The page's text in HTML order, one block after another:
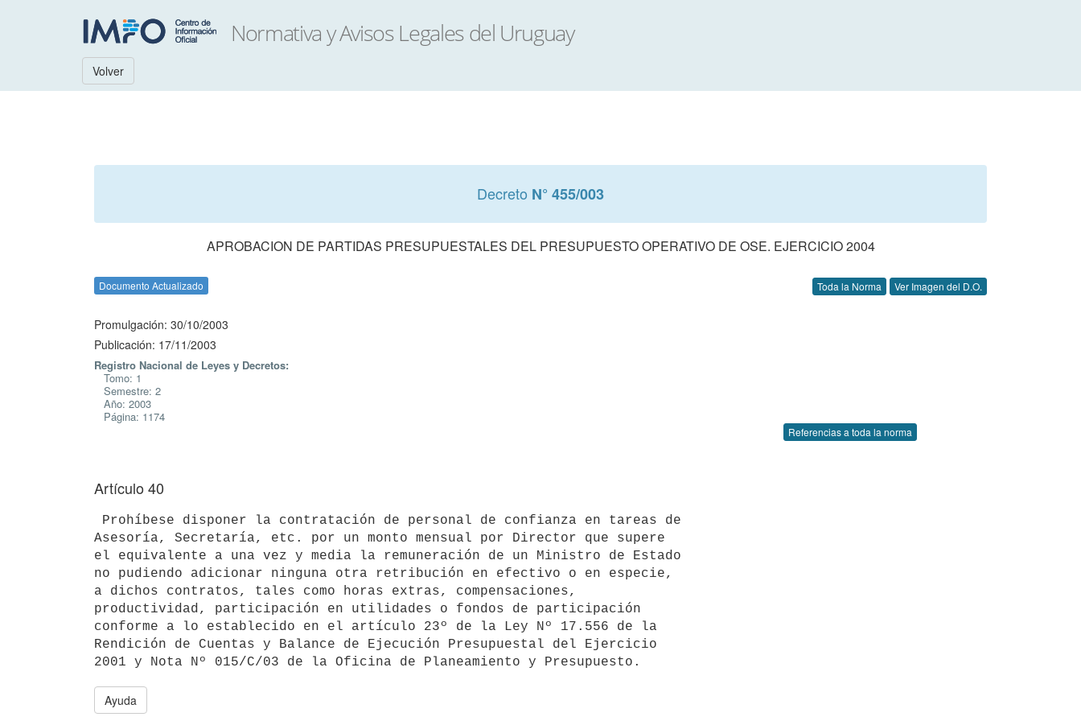
Volver
Decreto N° 455/003
APROBACION DE PARTIDAS PRESUPUESTALES DEL PRESUPUESTO OPERATIVO DE OSE. EJERCICIO 2004
Documento Actualizado Toda la Norma Ver Imagen del D.O.
Promulgación: 30/10/2003
Publicación: 17/11/2003
Registro Nacional de Leyes y Decretos:
Tomo: 1
Semestre: 2
Año: 2003
Página: 1174
Referencias a toda la norma
Artículo 40
Asesoría, Secretaría, etc. por un monto mensual por Director que supere
el equivalente a una vez y media la remuneración de un Ministro de Estado
no pudiendo adicionar ninguna otra retribución en efectivo o en especie,
a dichos contratos, tales como horas extras, compensaciones,
productividad, participación en utilidades o fondos de participación
conforme a lo establecido en el artículo 23º de la Ley Nº 17.556 de la
Rendición de Cuentas y Balance de Ejecución Presupuestal del Ejercicio
Ayuda